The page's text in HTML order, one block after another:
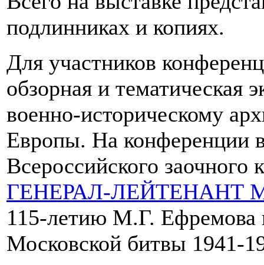
подлинниках и копиях.
Для участников
обзорная и тематическая
военно-историческому
Европы. На конференции
Всероссийского заочного
ГЕНЕРАЛ-ЛЕЙТЕНАНТ
115-летию М.Г. Ефремова
Московской битвы 1941-